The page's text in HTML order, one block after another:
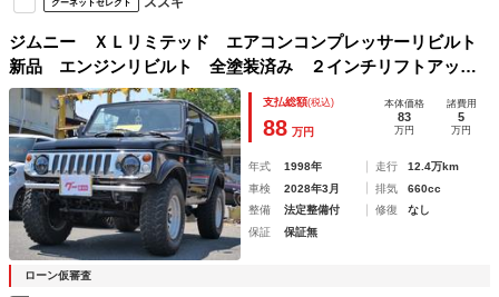
グーネットセレクト
ジムニー ＸＬリミテッド エアコンコンプレッサーリビルト
新品 エンジンリビルト 全塗装済み ２インチリフトアッ
プ 社外マフラー ＣＤ 社外１５インチアルミホイール レ
ザー調シートカバー オーバーフェンダー
支払総額(税込)
88 万円
本体価格
83
万円
諸費用
5
万円
年式 1998年 走行
12.4万km
車検
2028年3月 排気
660cc
整備
法定整備付 修復
なし
保証
保証無
ローン仮審査